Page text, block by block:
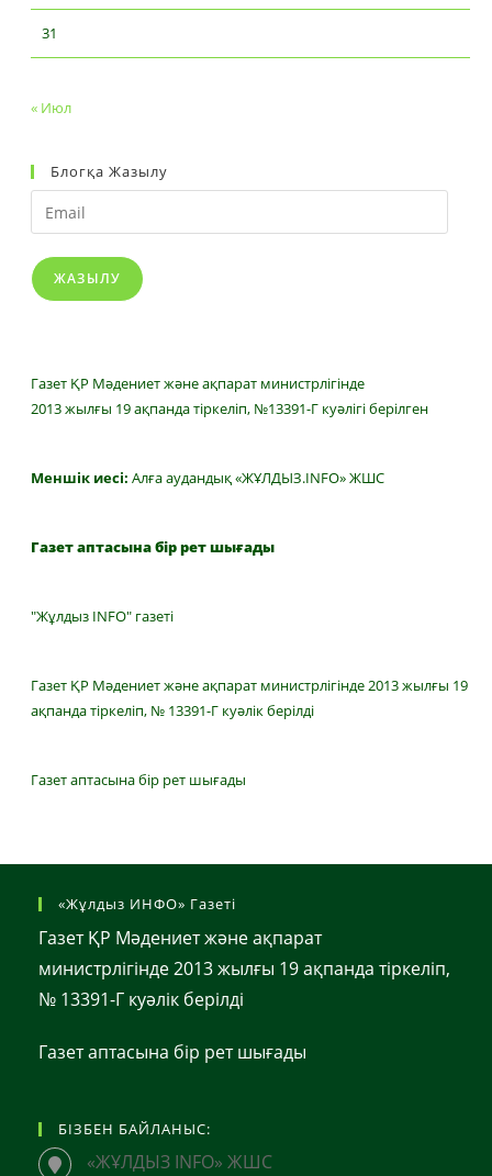
31
« Июл
Блогқа Жазылу
Email
ЖАЗЫЛУ
Газет ҚР Мәдениет және ақпарат министрлігінде
2013 жылғы 19 ақпанда тіркеліп, №13391-Г куәлігі берілген
Меншік иесі: Алға аудандық «ЖҰЛДЫЗ.INFO» ЖШС
Газет аптасына бір рет шығады
"Жұлдыз INFO" газеті
Газет ҚР Мәдениет және ақпарат министрлігінде 2013 жылғы 19
ақпанда тіркеліп, № 13391-Г куәлік берілді
Газет аптасына бір рет шығады
«Жұлдыз ИНФО» Газеті
Газет ҚР Мәдениет және ақпарат
министрлігінде 2013 жылғы 19 ақпанда тіркеліп,
№ 13391-Г куәлік берілді
Газет аптасына бір рет шығады
БІЗБЕН БАЙЛАНЫС:
«ЖҰЛДЫЗ INFO» ЖШС